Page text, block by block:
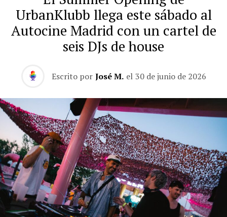
UrbanKlubb llega este sábado al
Autocine Madrid con un cartel de
seis DJs de house
Escrito por José M. el 30 de junio de 2026